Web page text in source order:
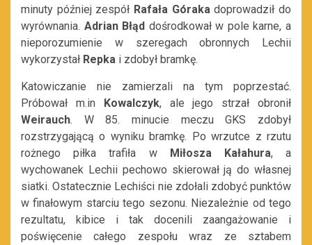
minuty później zespół Rafała Góraka doprowadził do
wyrównania. Adrian Błąd dośrodkował w pole karne, a
nieporozumienie w szeregach obronnych Lechii
wykorzystał Repka i zdobył bramkę.
Katowiczanie nie zamierzali na tym poprzestać.
Próbował m.in Kowalczyk, ale jego strzał obronił
Weirauch. W 85. minucie meczu GKS zdobył
rozstrzygającą o wyniku bramkę. Po wrzutce z rzutu
rożnego piłka trafiła w Miłosza Kałahura, a
wychowanek Lechii pechowo skierował ją do własnej
siatki. Ostatecznie Lechiści nie zdołali zdobyć punktów
w finałowym starciu tego sezonu. Niezależnie od tego
rezultatu, kibice i tak docenili zaangażowanie i
poświęcenie całego zespołu wraz ze sztabem